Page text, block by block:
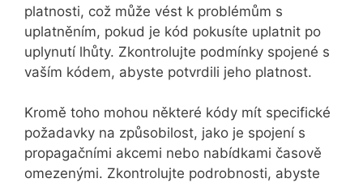
platnosti, což může vést k problémům s
uplatněním, pokud je kód pokusíte uplatnit po
uplynutí lhůty. Zkontrolujte podmínky spojené s
vaším kódem, abyste potvrdili jeho platnost.
Kromě toho mohou některé kódy mít specifické
požadavky na způsobilost, jako je spojení s
propagačními akcemi nebo nabídkami časově
omezenými. Zkontrolujte podrobnosti, abyste